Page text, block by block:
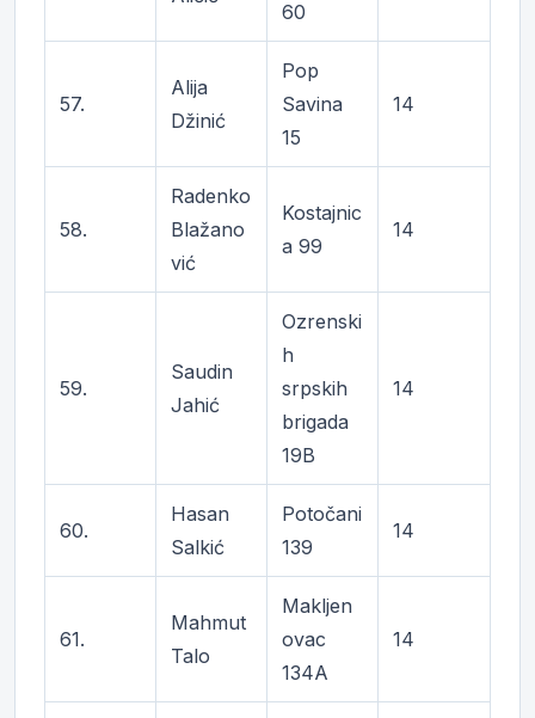
60
57.
Alija
Džinić
Pop
Savina
15
14
58.
Radenko
Blažano
vić
Kostajnic
a 99
14
59.
Saudin
Jahić
Ozrenski
h
srpskih
brigada
19B
14
60.
Hasan
Salkić
Potočani
139
14
61.
Mahmut
Talo
Makljen
ovac
134A
14